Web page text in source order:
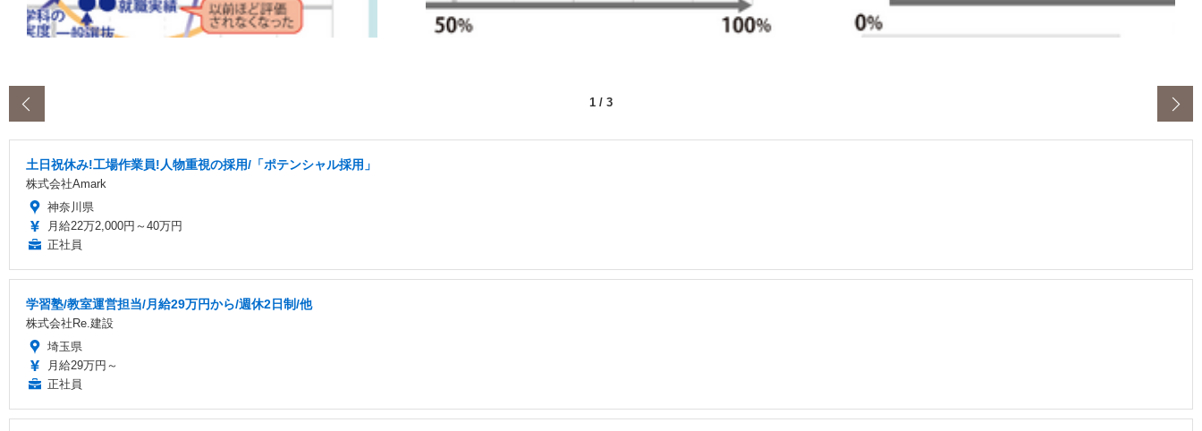
1 / 3
土日祝休み!工場作業員!人物重視の採用/「ポテンシャル採用」
株式会社Amark
神奈川県
月給22万2,000円～40万円
正社員
学習塾/教室運営担当/月給29万円から/週休2日制/他
株式会社Re.建設
埼玉県
月給29万円～
正社員